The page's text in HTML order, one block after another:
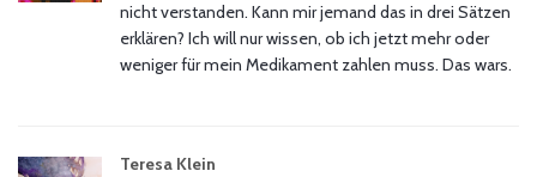
nicht verstanden. Kann mir jemand das in drei Sätzen
erklären? Ich will nur wissen, ob ich jetzt mehr oder
weniger für mein Medikament zahlen muss. Das wars.
Teresa Klein